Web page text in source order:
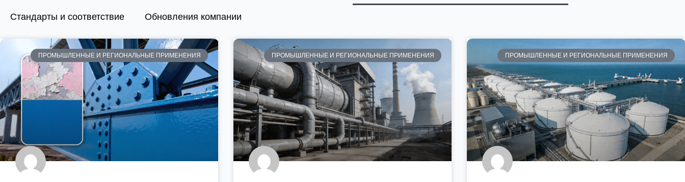
Стандарты и соответствие
Обновления компании
ПРОМЫШЛЕННЫЕ И РЕГИОНАЛЬНЫЕ ПРИМЕНЕНИЯ ПРОМЫШЛЕННЫЕ И РЕГИОНАЛЬНЫЕ ПРИМЕНЕНИЯ ПРОМЫШЛЕННЫЕ И РЕГИОНАЛЬНЫЕ ПРИМЕНЕНИЯ